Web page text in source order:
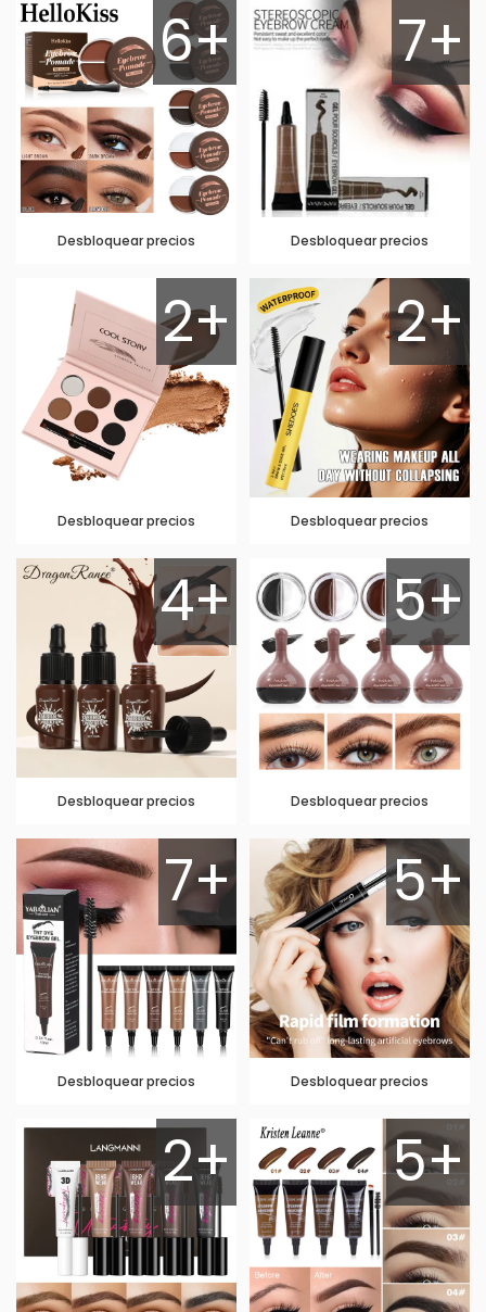
6+
Desbloquear precios
7+
Desbloquear precios
2+
Desbloquear precios
2+
Desbloquear precios
4+
Desbloquear precios
5+
Desbloquear precios
7+
Desbloquear precios
5+
Desbloquear precios
2+ 5+